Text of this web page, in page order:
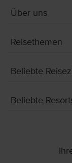
Über uns
Reisethemen
Beliebte
Beliebte